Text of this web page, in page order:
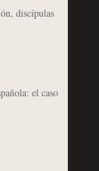
discípulas
el caso